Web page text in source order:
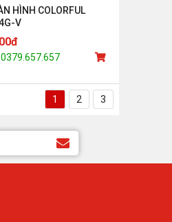
HÌNH COLORFUL
V
0379.657.657
1 2 3